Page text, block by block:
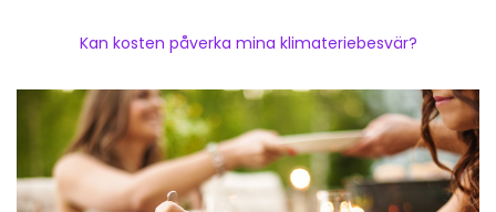
Kan kosten påverka mina klimateriebesvär?